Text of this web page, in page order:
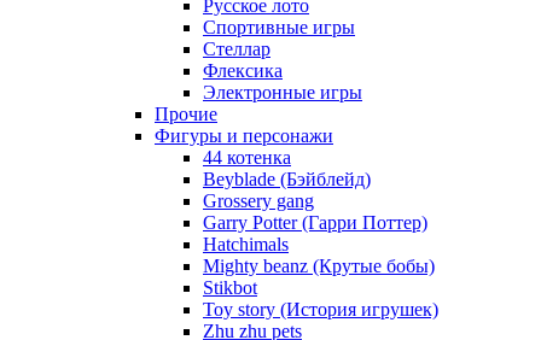
Русское лото
Спортивные игры
Стеллар
Флексика
Электронные игры
Прочие
Фигуры и персонажи
44 котенка
Beyblade (Бэйблейд)
Grossery gang
Garry Potter (Гарри Поттер)
Hatchimals
Mighty beanz (Крутые бобы)
Stikbot
Toy story (История игрушек)
Zhu zhu pets